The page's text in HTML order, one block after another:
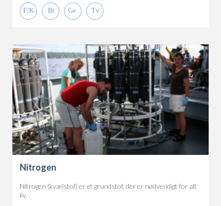
Nitrogen
Nitrogen (kvælstof) er et grundstof, der er nødvendigt for alt
liv.